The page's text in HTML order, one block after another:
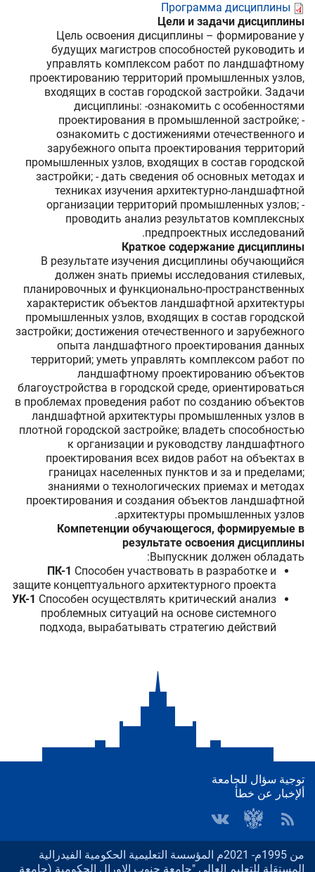
Программа дисциплины
Цели и задачи дисциплины
Цель освоения дисциплины – формирование у
будущих магистров способностей руководить и
управлять комплексом работ по ландшафтному
проектированию территорий промышленных узлов,
входящих в состав городской застройки. Задачи
дисциплины: -ознакомить с особенностями
проектирования в промышленной застройке; -
ознакомить с достижениями отечественного и
зарубежного опыта проектирования территорий
промышленных узлов, входящих в состав городской
застройки; - дать сведения об основных методах и
техниках изучения архитектурно-ландшафтной
организации территорий промышленных узлов; -
проводить анализ результатов комплексных
предпроектных исследований.
Краткое содержание дисциплины
В результате изучения дисциплины обучающийся
должен знать приемы исследования стилевых,
планировочных и функционально-пространственных
характеристик объектов ландшафтной архитектуры
промышленных узлов, входящих в состав городской
застройки; достижения отечественного и зарубежного
опыта ландшафтного проектирования данных
территорий; уметь управлять комплексом работ по
ландшафтному проектированию объектов
благоустройства в городской среде, ориентироваться
в проблемах проведения работ по созданию объектов
ландшафтной архитектуры промышленных узлов в
плотной городской застройке; владеть способностью
к организации и руководству ландшафтного
проектирования всех видов работ на объектах в
границах населенных пунктов и за и пределами;
знаниями о технологических приемах и методах
проектирования и создания объектов ландшафтной
архитектуры промышленных узлов.
Компетенции обучающегося, формируемые в
результате освоения дисциплины
Выпускник должен обладать:
ПК-1 Способен участвовать в разработке и
защите концептуального архитектурного проекта
УК-1 Способен осуществлять критический анализ
проблемных ситуаций на основе системного
подхода, вырабатывать стратегию действий
توجية سؤال للجامعة
ألإخبار عن خطأ
من 1995م- 2021م المؤسسة التعليمية الحكومية الفيدرالية
المستقلة للتعليم العالي "جامعة جنوب الاورال الحكومية (جامعة